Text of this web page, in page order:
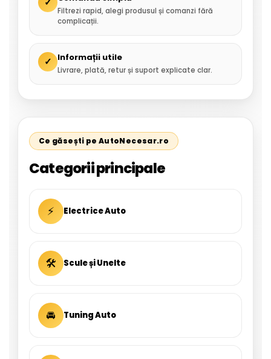
Filtrezi rapid, alegi produsul și comanzi fără
complicații.
✓ Informații utile
Livrare, plată, retur și suport explicate clar.
Ce găsești pe AutoNecesar.ro
Categorii principale
⚡ Electrice Auto
🛠 Scule și Unelte
🚘 Tuning Auto